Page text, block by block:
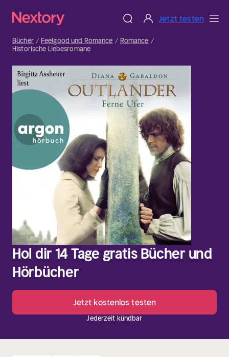
Jetzt testen
Bücher Feelgood und Romance
Romance
Historische Liebesromane
Hol dir 14 Tage gratis Bücher und
Hörbücher
Jetzt kostenlos testen
Jederzeit kündbar